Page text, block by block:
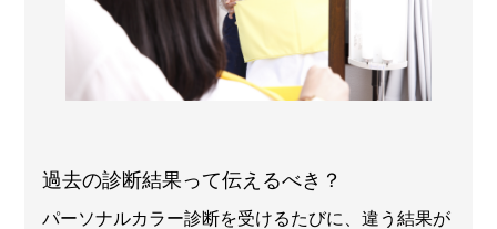
過去の診断結果って伝えるべき？
パーソナルカラー診断を受けるたびに、違う結果が